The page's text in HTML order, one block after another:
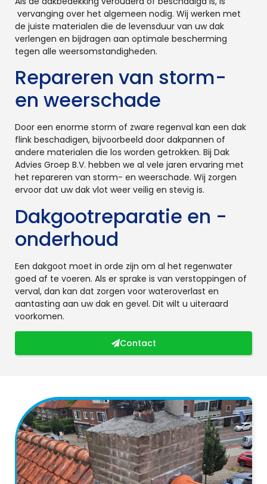
vervanging over het algemeen nodig. Wij werken met
de juiste materialen die de levensduur van uw dak
verlengen en bijdragen aan optimale bescherming
tegen alle weersomstandigheden.
Repareren van storm-
en weerschade
Door een enorme storm of zware regenval kan een dak
flink beschadigen, bijvoorbeeld door dakpannen of
andere materialen die los worden getrokken. Bij Dak
Advies Groep B.V. hebben we al vele jaren ervaring met
het repareren van storm- en weerschade. Wij zorgen
ervoor dat uw dak vlot weer veilig en stevig is.
Dakgootreparatie en -
onderhoud
Een dakgoot moet in orde zijn om al het regenwater
goed af te voeren. Als er sprake is van verstoppingen of
verval, dan kan dat zorgen voor wateroverlast en
aantasting aan uw dak en gevel. Dit wilt u uiteraard
voorkomen.
Contact